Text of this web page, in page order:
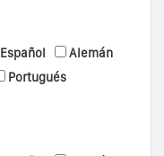
Español
Alemán
Portugués